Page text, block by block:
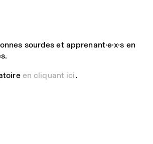
sourdes et apprenant·e·x·s en
en cliquant ici.